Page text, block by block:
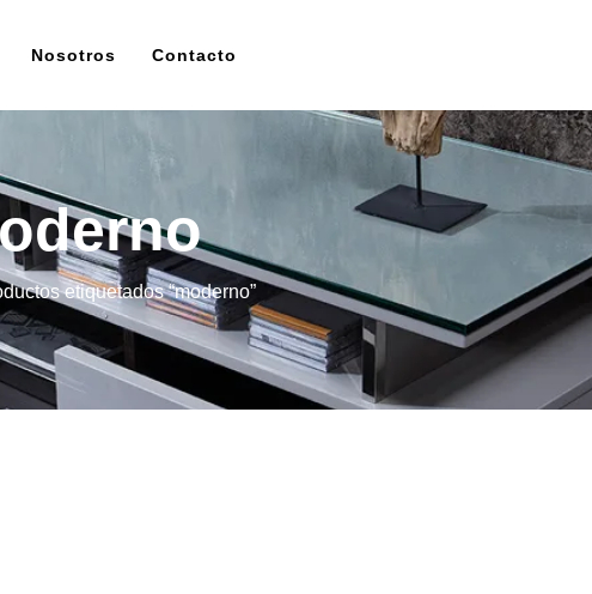
Nosotros Contacto
etiquetados “moderno”